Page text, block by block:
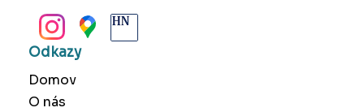
Odkazy
Domov
O nás